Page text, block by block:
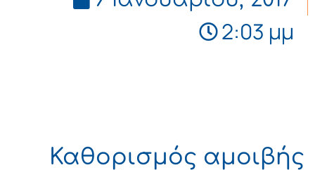
2:03 μμ
Καθορισμός αμοιβής